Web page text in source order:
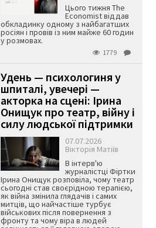
Цього тижня The
Economist віддав
обкладинку одному з найбагатших
росіян і провів із ним майже 60 годин
у розмовах.
1779
Удень — психологиня у
шпиталі, увечері —
акторка на сцені: Ірина
Онищук про театр, війну і
силу людської підтримки
07.07.2026
Вікторія Матіїв
В інтерв'ю
журналістці Фіртки
Ірина Онищук розповіла, чому театр
сьогодні став своєрідною терапією,
як війна змінила глядачів і самих
митців, що найчастіше турбує
військових після повернення з
фронту та чому віра в людей